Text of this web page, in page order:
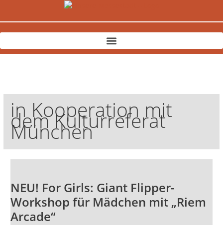
in Kooperation mit
dem Kulturreferat
München
NEU! For Girls: Giant Flipper-
Workshop für Mädchen mit „Riem
Arcade“
Girls:
Giant
Flipper-
Workshop